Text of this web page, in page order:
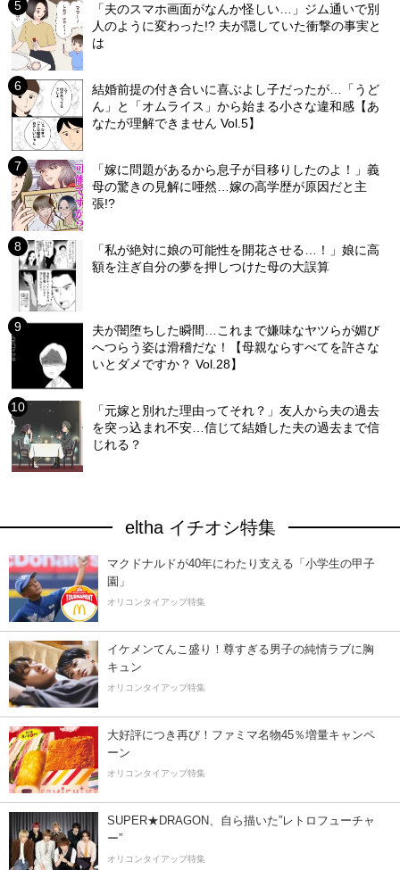
「夫のスマホ画面がなんか怪しい…」ジム通いで別
人のように変わった!? 夫が隠していた衝撃の事実と
は
結婚前提の付き合いに喜ぶよし子だったが…「うど
ん」と「オムライス」から始まる小さな違和感【あ
なたが理解できません Vol.5】
「嫁に問題があるから息子が目移りしたのよ！」義
母の驚きの見解に唖然…嫁の高学歴が原因だと主
張!?
「私が絶対に娘の可能性を開花させる…！」娘に高
額を注ぎ自分の夢を押しつけた母の大誤算
夫が闇堕ちした瞬間…これまで嫌味なヤツらが媚び
へつらう姿は滑稽だな！【母親ならすべてを許さな
いとダメですか？ Vol.28】
「元嫁と別れた理由ってそれ？」友人から夫の過去
を突っ込まれ不安…信じて結婚した夫の過去まで信
じれる？
eltha イチオシ特集
マクドナルドが40年にわたり支える「小学生の甲子
園」
オリコンタイアップ特集
イケメンてんこ盛り！尊すぎる男子の純情ラブに胸
キュン
オリコンタイアップ特集
大好評につき再び！ファミマ名物45％増量キャンペ
ーン
オリコンタイアップ特集
SUPER★DRAGON、自ら描いた”レトロフューチャ
ー”
オリコンタイアップ特集